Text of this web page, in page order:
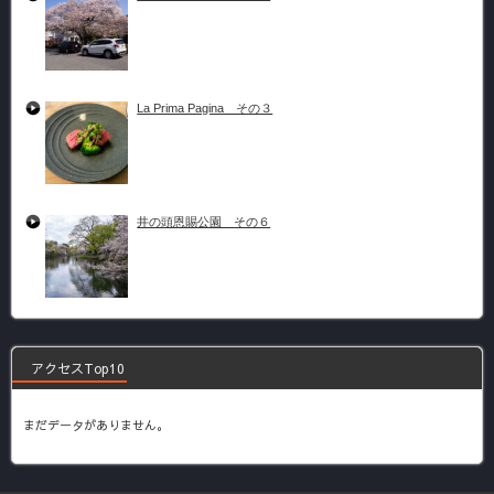
La Prima Pagina その３
井の頭恩賜公園 その６
アクセスTop10
まだデータがありません。